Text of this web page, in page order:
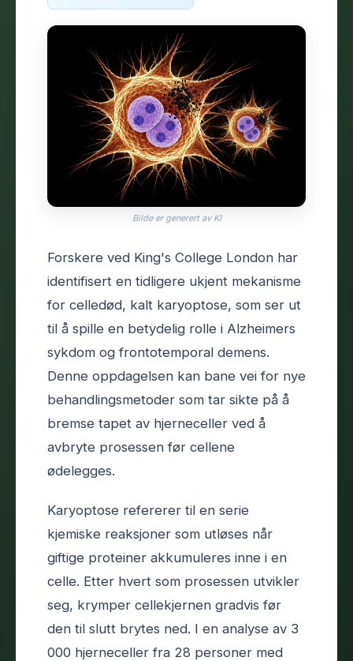
Bilde er generert av KI
Forskere ved King's College London har
identifisert en tidligere ukjent mekanisme
for celledød, kalt karyoptose, som ser ut
til å spille en betydelig rolle i Alzheimers
sykdom og frontotemporal demens.
Denne oppdagelsen kan bane vei for nye
behandlingsmetoder som tar sikte på å
bremse tapet av hjerneceller ved å
avbryte prosessen før cellene
ødelegges.
Karyoptose refererer til en serie
kjemiske reaksjoner som utløses når
giftige proteiner akkumuleres inne i en
celle. Etter hvert som prosessen utvikler
seg, krymper cellekjernen gradvis før
den til slutt brytes ned. I en analyse av 3
000 hjerneceller fra 28 personer med